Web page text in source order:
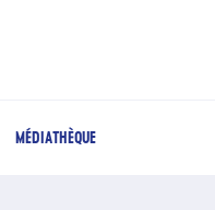
MÉDIATHÈQUE